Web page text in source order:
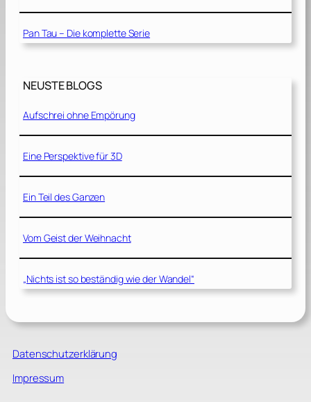
Pan Tau – Die komplette Serie
NEUSTE BLOGS
Aufschrei ohne Empörung
Eine Perspektive für 3D
Ein Teil des Ganzen
Vom Geist der Weihnacht
„Nichts ist so beständig wie der Wandel“
Datenschutzerklärung
Impressum